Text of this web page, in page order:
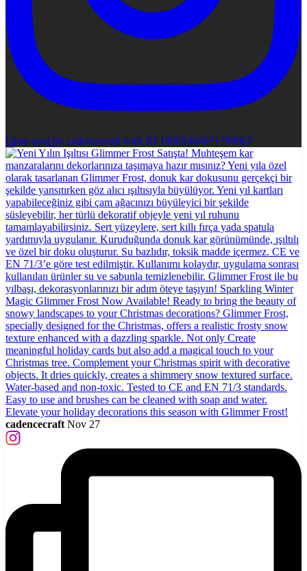
Open post by cadencecraft with ID 18063464071788067
cadencecraft Nov 27